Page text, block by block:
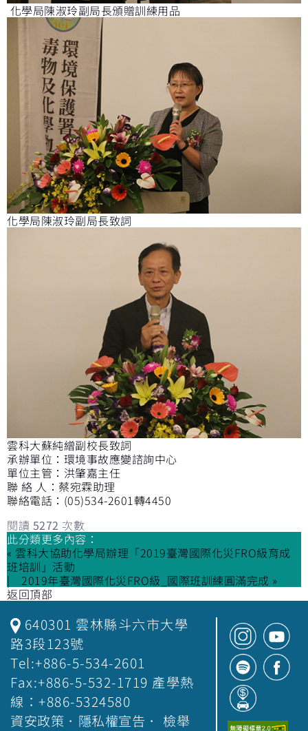
化學局陳淑玲副局長頒贈訓練用品
化學局陳淑玲副局長致詞
雲科大蘇純繒副校長致詞
承辦單位：環境事故應變諮詢中心
單位主管：洪肇嘉主任
聯 絡 人：蔡宛霖助理
聯絡電話：(05)534-2601轉4450
閱讀 5272 次數
此分類更多內容：
« 雲科大協助化學局辦理「2019臺灣國際化災FRO級育成
班培訓」活動
2019年臺灣國際化災FRO級_國際班訓練圓滿完成 »
返回頂部
640301 雲林縣斗六市大學
路3段123號
Tel:+886-5-534-2601
Fax:+886-5-532-1719 產學熱
線：+886-5324580
資安政策 ． 隱私權宣告 ． 檢舉